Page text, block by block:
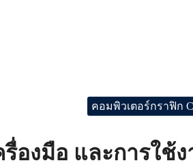
คอมพิวเตอร์กราฟิก
รื่องมือ และการใช้